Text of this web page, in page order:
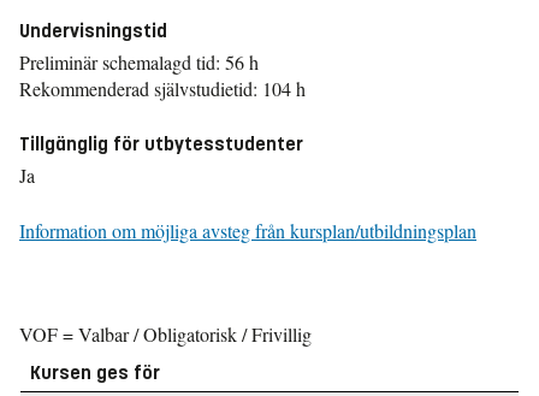
Undervisningstid
Preliminär schemalagd tid: 56 h
Rekommenderad självstudietid: 104 h
Tillgänglig för utbytesstudenter
Ja
Information om möjliga avsteg från kursplan/utbildningsplan
VOF = Valbar / Obligatorisk / Frivillig
Kursen ges för